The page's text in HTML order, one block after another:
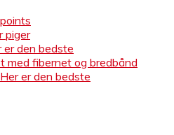
piger
er den bedste
med fibernet og bredbånd
er den bedste